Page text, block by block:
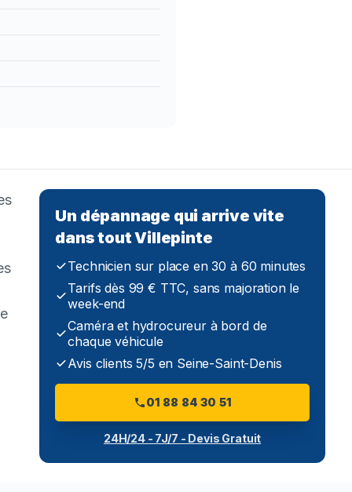
Un dépannage qui arrive vite
dans tout Villepinte
Technicien sur place en 30 à 60 minutes
Tarifs dès 99 € TTC, sans majoration le
week-end
Caméra et hydrocureur à bord de
chaque véhicule
Avis clients 5/5 en Seine-Saint-Denis
01 88 84 30 51
24H/24 - 7J/7 - Devis Gratuit